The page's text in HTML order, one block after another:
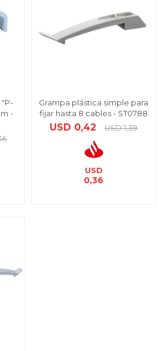
-
Grampa plástica simple para
fijar hasta 8 cables - ST0788
USD 0,42 USD 1,39
USD
0,36